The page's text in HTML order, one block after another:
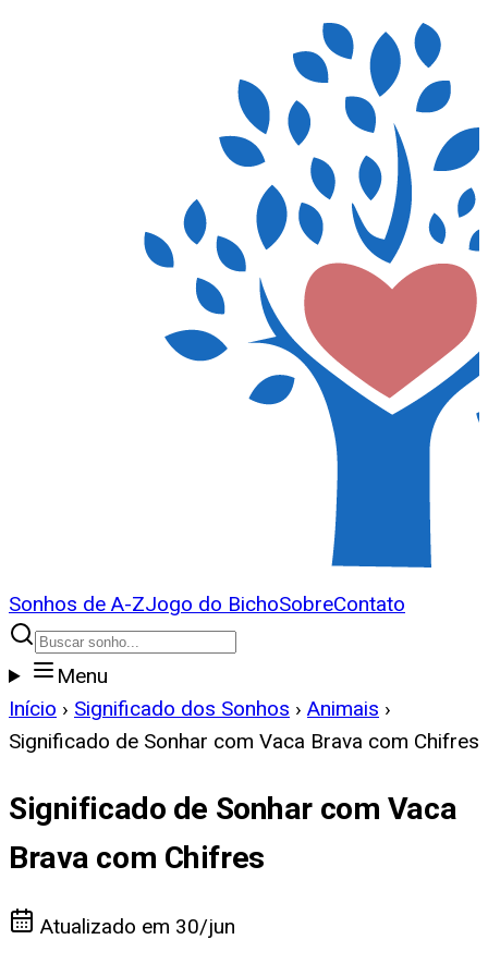
Sonhos de A-ZJogo do BichoSobreContato
Menu
Início › Significado dos Sonhos › Animais ›
Significado de Sonhar com Vaca Brava com Chifres
Significado de Sonhar com Vaca
Brava com Chifres
Atualizado em 30/jun